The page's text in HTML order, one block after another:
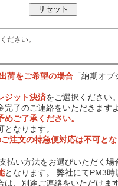
ださい。
荷をご希望の場合 「納期オプ
ジット決済をご選択ください。
了のご連絡をいただきます
ご了承ください。
なります。
注文の特急便対応は不可とな
払い方法をお選びいただく場
となります。 弊社にてPM3
、別途ご連絡をいただけま